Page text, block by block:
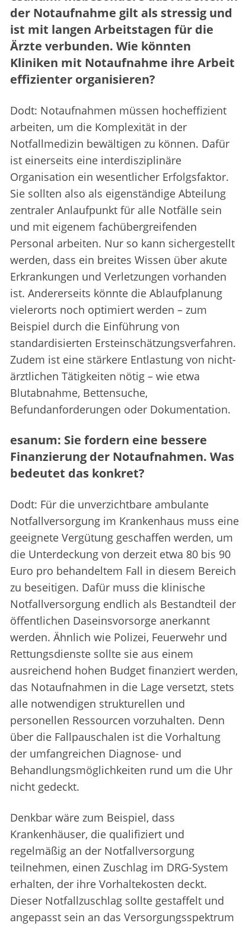
der Notaufnahme gilt als stressig und
ist mit langen Arbeitstagen für die
Ärzte verbunden. Wie könnten
Kliniken mit Notaufnahme ihre Arbeit
effizienter organisieren?
Dodt: Notaufnahmen müssen hocheffizient
arbeiten, um die Komplexität in der
Notfallmedizin bewältigen zu können. Dafür
ist einerseits eine interdisziplinäre
Organisation ein wesentlicher Erfolgsfaktor.
Sie sollten also als eigenständige Abteilung
zentraler Anlaufpunkt für alle Notfälle sein
und mit eigenem fachübergreifenden
Personal arbeiten. Nur so kann sichergestellt
werden, dass ein breites Wissen über akute
Erkrankungen und Verletzungen vorhanden
ist. Andererseits könnte die Ablaufplanung
vielerorts noch optimiert werden – zum
Beispiel durch die Einführung von
standardisierten Ersteinschätzungsverfahren.
Zudem ist eine stärkere Entlastung von nicht-
ärztlichen Tätigkeiten nötig – wie etwa
Blutabnahme, Bettensuche,
Befundanforderungen oder Dokumentation.
esanum: Sie fordern eine bessere
Finanzierung der Notaufnahmen. Was
bedeutet das konkret?
Dodt: Für die unverzichtbare ambulante
Notfallversorgung im Krankenhaus muss eine
geeignete Vergütung geschaffen werden, um
die Unterdeckung von derzeit etwa 80 bis 90
Euro pro behandeltem Fall in diesem Bereich
zu beseitigen. Dafür muss die klinische
Notfallversorgung endlich als Bestandteil der
öffentlichen Daseinsvorsorge anerkannt
werden. Ähnlich wie Polizei, Feuerwehr und
Rettungsdienste sollte sie aus einem
ausreichend hohen Budget finanziert werden,
das Notaufnahmen in die Lage versetzt, stets
alle notwendigen strukturellen und
personellen Ressourcen vorzuhalten. Denn
über die Fallpauschalen ist die Vorhaltung
der umfangreichen Diagnose- und
Behandlungsmöglichkeiten rund um die Uhr
nicht gedeckt.
Denkbar wäre zum Beispiel, dass
Krankenhäuser, die qualifiziert und
regelmäßig an der Notfallversorgung
teilnehmen, einen Zuschlag im DRG-System
erhalten, der ihre Vorhaltekosten deckt.
Dieser Notfallzuschlag sollte gestaffelt und
angepasst sein an das Versorgungsspektrum